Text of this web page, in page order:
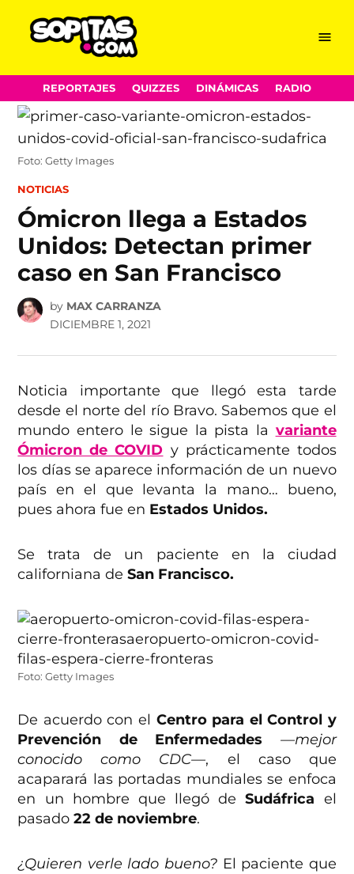
Skip
to
content
Menu
REPORTAJES QUIZZES DINÁMICAS RADIO
Foto: Getty Images
POSTED
NOTICIAS
Ómicron llega a Estados
Unidos: Detectan primer
caso en San Francisco
by MAX CARRANZA
DICIEMBRE 1, 2021
Noticia importante que llegó esta tarde
desde el norte del río Bravo. Sabemos que el
mundo entero le sigue la pista la variante
Ómicron de COVID y prácticamente todos
los días se aparece información de un nuevo
país en el que levanta la mano… bueno,
pues ahora fue en Estados Unidos.
Se trata de un paciente en la ciudad
californiana deSan Francisco.
Foto: Getty Images
De acuerdo con el Centro para el Control y
Prevención de Enfermedades —mejor
conocido como CDC—, el caso que
acaparará las portadas mundiales se enfoca
en un hombre que llegó deSudáfrica el
pasado22 de noviembre.
¿Quieren verle lado bueno? El paciente que